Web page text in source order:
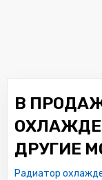
В
ДРУГИЕ
Радиатор